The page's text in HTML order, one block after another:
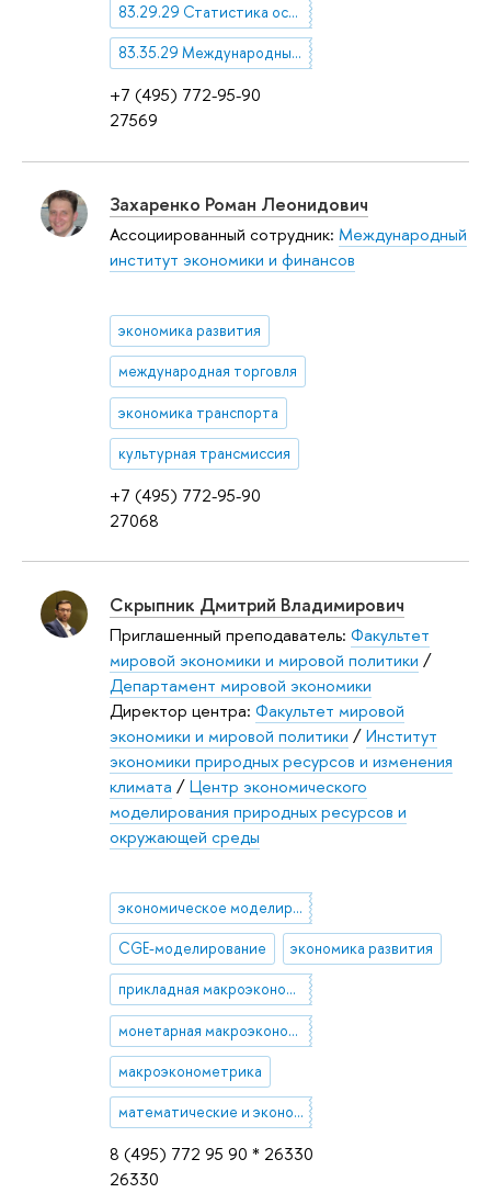
+7 (495) 772-95-90
27569
83.29.29 Статистика основных фондов
83.35.29 Международные статистические сопоставления
+7 (495) 772-95-90
27068
Захаренко Роман Леонидович
Ассоциированный сотрудник: Международный
институт экономики и финансов
экономика развития
международная торговля
экономика транспорта
культурная трансмиссия
8 (495) 772 95 90 * 26330
26330
Скрыпник Дмитрий Владимирович
Приглашенный преподаватель: Факультет
мировой экономики и мировой политики /
Департамент мировой экономики
Директор центра: Факультет мировой
экономики и мировой политики /Институт
экономики природных ресурсов и изменения
климата /Центр экономического
моделирования природных ресурсов и
окружающей среды
экономическое моделирование
CGE-моделирование экономика развития
прикладная макроэкономика
монетарная макроэкономика
макроэконометрика
математические и эконометрические методы в экономике